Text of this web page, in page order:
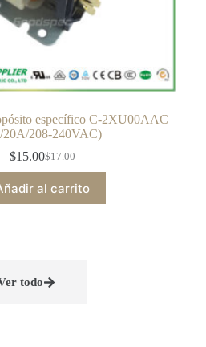
específico C-2XU00AAC
20A/208-240VAC)
$17.00
$15.00
al carrito
todo